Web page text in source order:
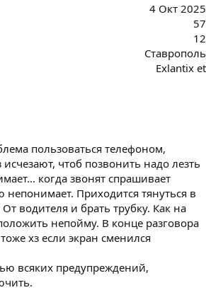
4 Окт 2025
57
12
Ставрополь
Exlantix et
пользоваться телефоном,
чтоб позвонить надо лезть
когда звонят спрашивает
непонимает. Приходится тянуться в
водителя и брать трубку. Как на
непойму. В конце разговора
хз если экран сменился
всяких предупреждений,